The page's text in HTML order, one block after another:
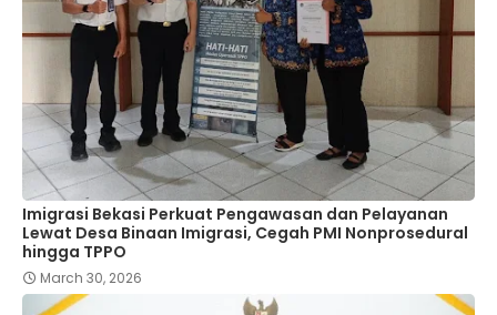
Imigrasi Bekasi Perkuat Pengawasan dan Pelayanan
Lewat Desa Binaan Imigrasi, Cegah PMI Nonprosedural
hingga TPPO
March 30, 2026